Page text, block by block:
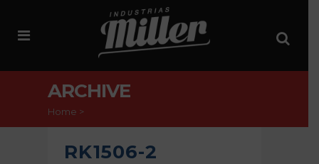
ARCHIVE
Home >
RK1506-2